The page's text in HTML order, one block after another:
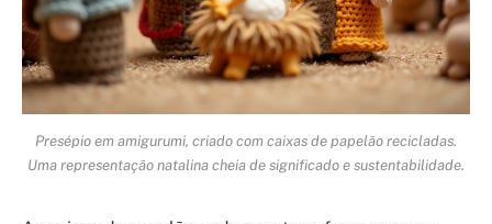
Presépio em amigurumi, criado com caixas de papelão recicladas.
Uma representação natalina cheia de significado e sustentabilidade.